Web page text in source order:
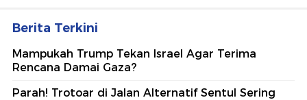
Berita Terkini
Mampukah Trump Tekan Israel Agar Terima
Rencana Damai Gaza?
Parah! Trotoar di Jalan Alternatif Sentul Sering